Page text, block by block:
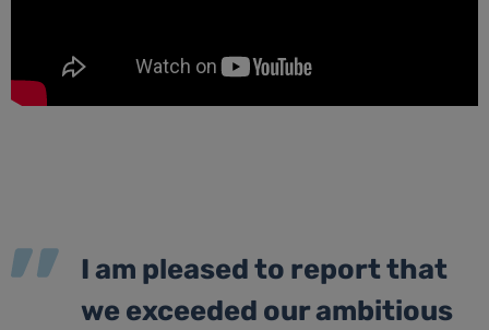
I am pleased to report that
we exceeded our ambitious